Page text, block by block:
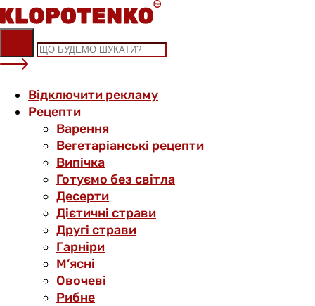
Skip
to
content
Відключити рекламу
Рецепти
Варення
Вегетаріанські рецепти
Випічка
Готуємо без світла
Десерти
Дієтичні страви
Другі страви
Гарніри
М’ясні
Овочеві
Рибне